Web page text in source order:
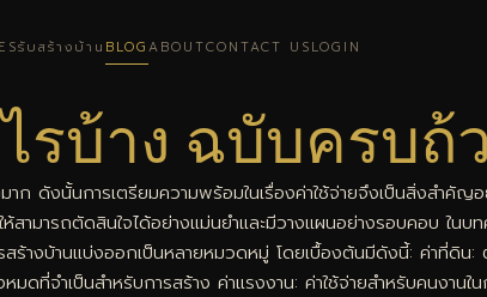
รับสร้างบ้าน BLOGABOUTCONTACT USLOGIN
บ้าง ฉบับครบถ้ว
ดังนั้นการเตรียมความพร้อมในเรื่องค่าใช้จ่ายจึงเป็นสิ่งสำคัญอ
ารถตัดสินใจได้อย่างแม่นยำและมีวางแผนอย่างรอบคอบ ในบท
สร้างบ้านแบ่งออกเป็นหลายหมวดหมู่ โดยเบื้องต้นมีดังนี้: ค่าที่
ที่จำเป็นสำหรับการสร้าง ค่าแรงงาน: ค่าใช้จ่ายสำหรับคนงาน